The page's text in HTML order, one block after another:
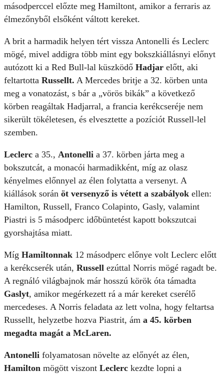
másodperccel előzte meg Hamiltont, amikor a ferraris az
élmezőnyből elsőként váltott kereket.
A brit a harmadik helyen tért vissza Antonelli és Leclerc
mögé, mivel addigra több mint egy bokszkiállásnyi előnyt
autózott ki a Red Bull-lal küszködő Hadjar előtt, aki
feltartotta Russellt. A Mercedes britje a 32. körben unta
meg a vonatozást, s bár a „vörös bikák” a következő
körben reagáltak Hadjarral, a francia kerékcseréje nem
sikerült tökéletesen, és elvesztette a pozíciót Russell-lel
szemben.
Leclerc a 35., Antonelli a 37. körben járta meg a
bokszutcát, a monacói harmadikként, míg az olasz
kényelmes előnnyel az élen folytatta a versenyt. A
kiállások során öt versenyző is vétett a szabályok ellen:
Hamilton, Russell, Franco Colapinto, Gasly, valamint
Piastri is 5 másodperc időbüntetést kapott bokszutcai
gyorshajtása miatt.
Míg Hamiltonnak 12 másodperc előnye volt Leclerc előtt
a kerékcserék után, Russell ezúttal Norris mögé ragadt be.
A regnáló világbajnok már hosszú körök óta támadta
Gaslyt, amikor megérkezett rá a már kereket cserélő
mercedeses. A Norris feladata az lett volna, hogy feltartsa
Russellt, helyzetbe hozva Piastrit, ám a 45. körben
megadta magát a McLaren.
Antonelli folyamatosan növelte az előnyét az élen,
Hamilton mögött viszont Leclerc kezdte lopni a